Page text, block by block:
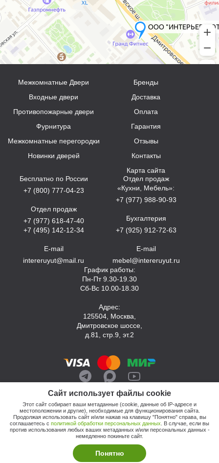
Сайт использует файлы cookie
Этот сайт собирает ваши метаданные (cookie, данные об IP-адресе и
местоположении и другие), необходимые для функционирования сайта.
Продолжая использовать сайт и/или нажав на клавишу "Понятно" справа, вы
соглашаетесь с политикой обработки персональных данных . В случае, если вы
против использования любых ваших метаданных и/или персональных данных -
немедленно покиньте сайт.
Понятно
Межкомнатные Двери
Входные двери
Противопожарные двери
Фурнитура
Межкомнатные перегородки
Новинки дверей
Бренды
Доставка
Оплата
Гарантия
Отзывы
Контакты
Карта сайта
Бесплатно по России
+7 (800) 777-04-23
Отдел продаж
+7 (977) 618-47-40
+7 (495) 142-12-34
E-mail
intereruyut@mail.ru
Отдел продаж
«Кухни, Мебель»:
+7 (977) 988-90-93
Бухгалтерия
+7 (925) 912-72-63
E-mail
mebel@intereruyut.ru
График работы:
Пн-Пт 9.30-19.30
Сб-Вс 10.00-18.30
Адрес:
125504, Москва,
Дмитровское шоссе,
д.81, стр.9, эт.2
© 2026, Компания «Интерьер Уют»
Политика обработки персональных данных
Этот сайт продвигает: Кузнецов Анатолий